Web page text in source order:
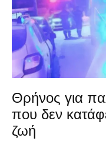
Θρήνος για
που δεν
ζωή